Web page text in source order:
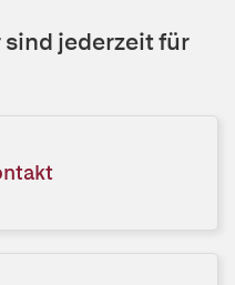
sind jederzeit für